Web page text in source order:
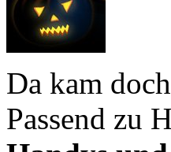
Da kam
Passend zu